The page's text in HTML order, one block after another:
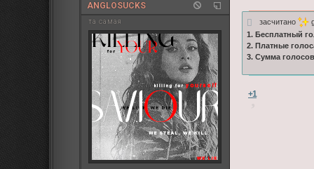
ANGLOSUCKS
та самая засчитано
1. Бесплатный
2. Платные
3. Сумма
+1